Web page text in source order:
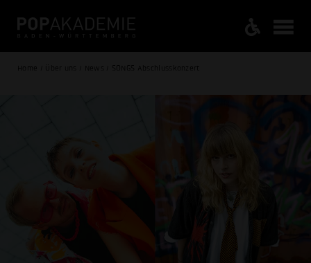
Home / Über uns / News / SONGS Abschlusskonzert